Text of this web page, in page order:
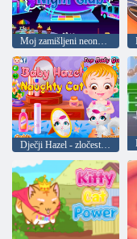
Moj zamišljeni neonski noćni klub